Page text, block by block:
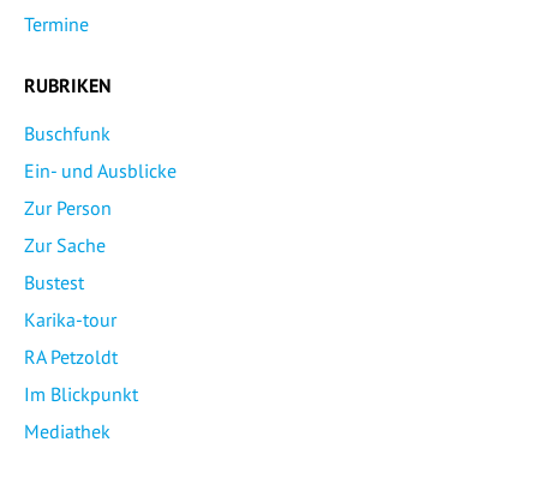
Termine
RUBRIKEN
Buschfunk
Ein- und Ausblicke
Zur Person
Zur Sache
Bustest
Karika-tour
RA Petzoldt
Im Blickpunkt
Mediathek